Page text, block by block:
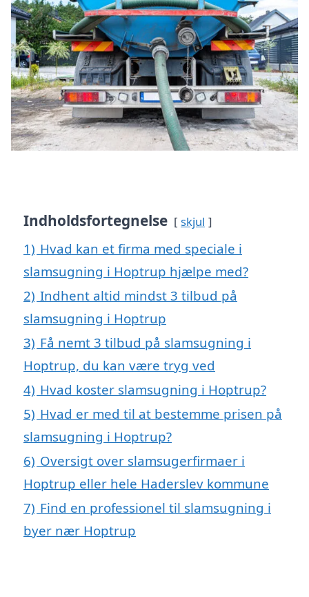
Indholdsfortegnelse skjul
1) Hvad kan et firma med speciale i
slamsugning i Hoptrup hjælpe med?
2) Indhent altid mindst 3 tilbud på
slamsugning i Hoptrup
3) Få nemt 3 tilbud på slamsugning i
Hoptrup, du kan være tryg ved
4) Hvad koster slamsugning i Hoptrup?
5) Hvad er med til at bestemme prisen på
slamsugning i Hoptrup?
6) Oversigt over slamsugerfirmaer i
Hoptrup eller hele Haderslev kommune
7) Find en professionel til slamsugning i
byer nær Hoptrup